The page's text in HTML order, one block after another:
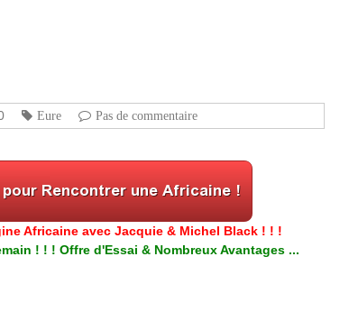
Eure Pas de commentaire
Africaine avec Jacquie & Michel Black ! ! !
! ! ! Offre d'Essai & Nombreux Avantages ...